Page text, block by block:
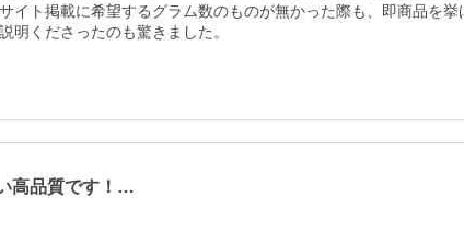
イト掲載に希望するグラム数のものが無かった際も、即商品を
明くださったのも驚きました。
高品質です！…